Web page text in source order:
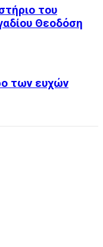
του
Θεοδόση
των ευχών